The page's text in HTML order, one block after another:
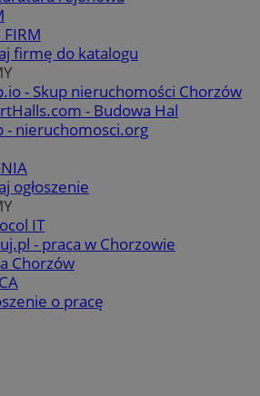
FIRM
firmę do katalogu
- Skup nieruchomości Chorzów
- Budowa Hal
- nieruchomosci.org
ogłoszenie
IT
- praca w Chorzowie
Chorzów
o pracę